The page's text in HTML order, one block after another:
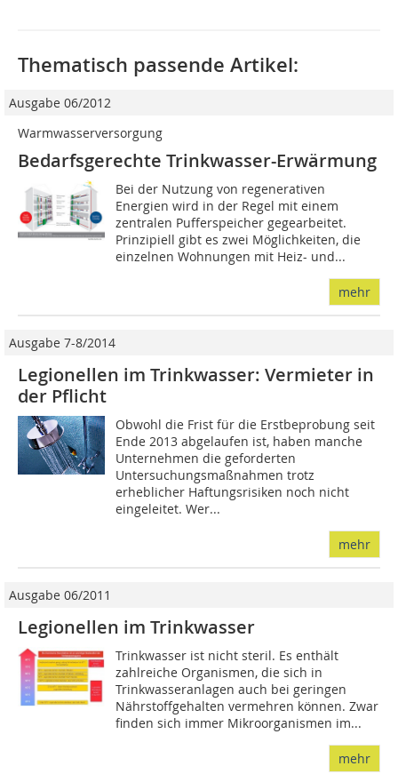
Thematisch passende Artikel:
Ausgabe 06/2012
Warmwasserversorgung
Bedarfsgerechte Trinkwasser-Erwärmung
Bei der Nutzung von regenerativen
Energien wird in der Regel mit einem
zentralen Pufferspeicher gegearbeitet.
Prinzipiell gibt es zwei Möglichkeiten, die
einzelnen Wohnungen mit Heiz- und...
mehr
Ausgabe 7-8/2014
Legionellen im Trinkwasser: Vermieter in
der Pflicht
Obwohl die Frist für die Erstbeprobung seit
Ende 2013 abgelaufen ist, haben manche
Unternehmen die geforderten
Untersuchungsmaßnahmen trotz
erheblicher Haftungsrisiken noch nicht
eingeleitet. Wer...
mehr
Ausgabe 06/2011
Legionellen im Trinkwasser
Trinkwasser ist nicht steril. Es enthält
zahlreiche Organismen, die sich in
Trinkwasseranlagen auch bei geringen
Nährstoffgehalten vermehren können. Zwar
finden sich immer Mikroorganismen im...
mehr